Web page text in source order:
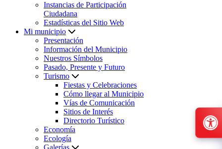
Instancias de Participación
Ciudadana
Estadísticas del Sitio Web
Mi municipio
Presentación
Información del Municipio
Nuestros Símbolos
Pasado, Presente y Futuro
Turismo
Fiestas y Celebraciones
Cómo llegar al Municipio
Vías de Comunicación
Sitios de Interés
Directorio Turístico
Economía
Ecología
Galerías